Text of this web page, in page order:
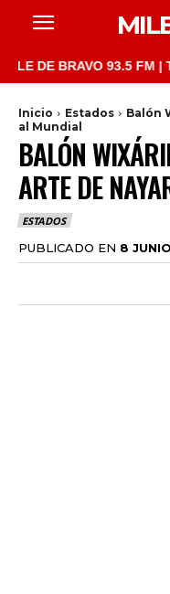
BRAVO 93.5 FM |
Inicio Estados
Balón
al Mundial
BALÓN
ARTE DE
ESTADOS
PUBLICADO EN 8